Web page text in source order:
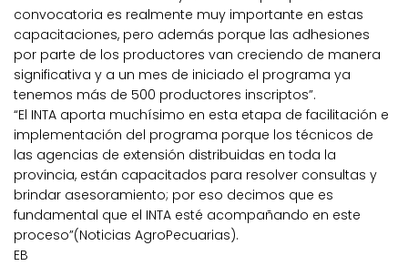
convocatoria es realmente muy importante en estas
capacitaciones, pero además porque las adhesiones
por parte de los productores van creciendo de manera
significativa y a un mes de iniciado el programa ya
tenemos más de 500 productores inscriptos”.
“El INTA aporta muchísimo en esta etapa de facilitación e
implementación del programa porque los técnicos de
las agencias de extensión distribuidas en toda la
provincia, están capacitados para resolver consultas y
brindar asesoramiento; por eso decimos que es
fundamental que el INTA esté acompañando en este
proceso”(Noticias AgroPecuarias).
EB